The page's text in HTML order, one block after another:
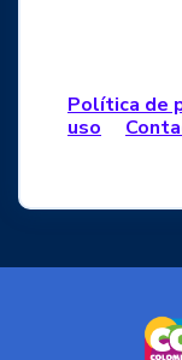
Política de
uso